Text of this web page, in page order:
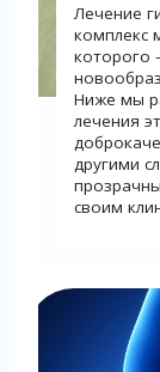
Лечение
комплекс
которого
Ниже мы
лечения
другими
своим